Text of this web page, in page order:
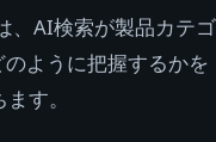
、AI検索が製品カテゴ
ように把握するかを
す。